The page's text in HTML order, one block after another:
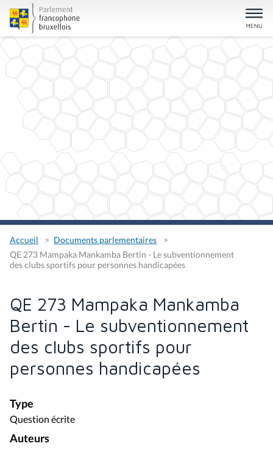
Accueil
Documents parlementaires
QE 273 Mampaka Mankamba Bertin - Le subventionnement
des clubs sportifs pour personnes handicapées
QE 273 Mampaka Mankamba
Bertin - Le subventionnement
des clubs sportifs pour
personnes handicapées
Type
Question écrite
Auteurs